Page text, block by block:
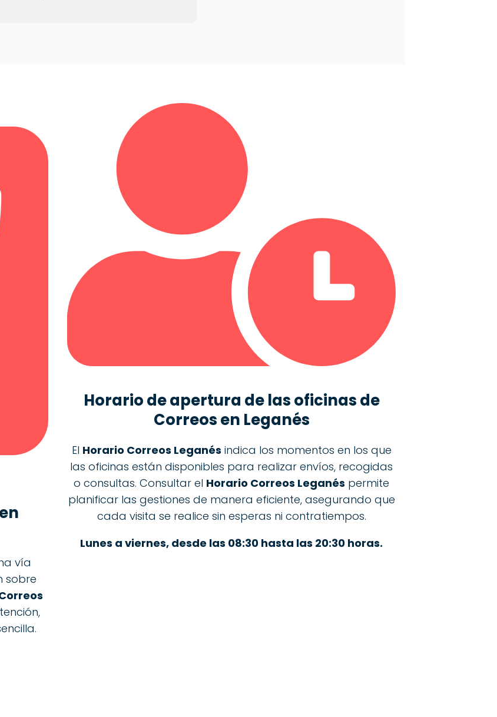
en
vía
sobre
Horario de apertura de las oficinas de
Correosen Leganés
El Horario Correos Leganés indica los momentos en los que
las oficinas están disponibles para realizar envíos, recogidas
o consultas. Consultar el Horario Correos Leganés permite
planificar las gestiones de manera eficiente, asegurando que
cada visita se realice sin esperas ni contratiempos.
Lunes a viernes, desde las 08:30 hasta las 20:30 horas.